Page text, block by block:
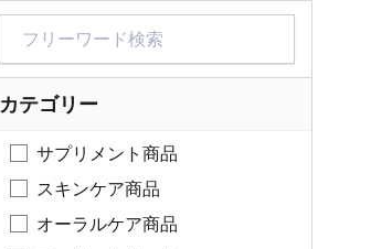
カテゴリー
サプリメント商品
スキンケア商品
オーラルケア商品